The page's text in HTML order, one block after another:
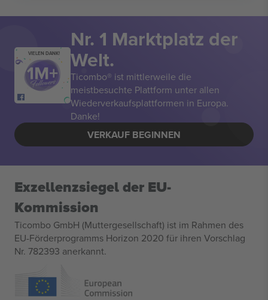
VIELEN DANK!
Nr. 1 Marktplatz der
Welt.
Ticombo® ist mittlerweile die
meistbesuchte Plattform unter allen
Wiederverkaufsplattformen in Europa.
Danke!
VERKAUF BEGINNEN
Exzellenzsiegel der EU-
Kommission
Ticombo GmbH (Muttergesellschaft) ist im Rahmen des
EU-Förderprogramms Horizon 2020 für ihren Vorschlag
Nr. 782393 anerkannt.